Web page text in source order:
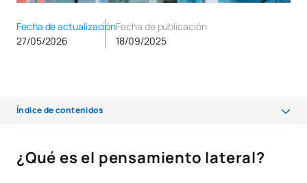
Fecha de actualización
27/05/2026
Fecha de publicación
18/09/2025
Índice de contenidos
Diferencias entre el pensamiento vertical y lateral (también llamado
¿Qué es el pensamiento lateral?